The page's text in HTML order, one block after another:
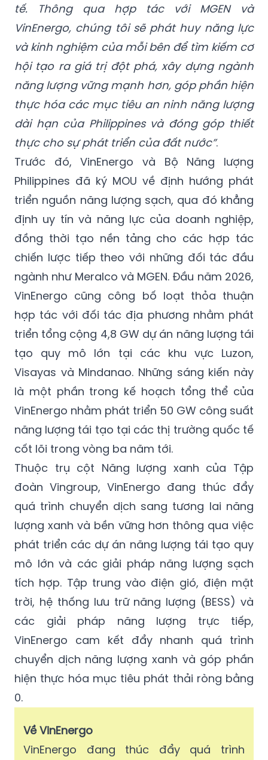
tế. Thông qua hợp tác với MGEN và
VinEnergo, chúng tôi sẽ phát huy năng lực
và kinh nghiệm của mỗi bên để tìm kiếm cơ
hội tạo ra giá trị đột phá, xây dựng ngành
năng lượng vững mạnh hơn, góp phần hiện
thực hóa các mục tiêu an ninh năng lượng
dài hạn của Philippines và đóng góp thiết
thực cho sự phát triển của đất nước”.
Trước đó, VinEnergo và Bộ Năng lượng
Philippines đã ký MOU về định hướng phát
triển nguồn năng lượng sạch, qua đó khẳng
định uy tín và năng lực của doanh nghiệp,
đồng thời tạo nền tảng cho các hợp tác
chiến lược tiếp theo với những đối tác đầu
ngành như Meralco và MGEN. Đầu năm 2026,
VinEnergo cũng công bố loạt thỏa thuận
hợp tác với đối tác địa phương nhằm phát
triển tổng cộng 4,8 GW dự án năng lượng tái
tạo quy mô lớn tại các khu vực Luzon,
Visayas và Mindanao. Những sáng kiến này
là một phần trong kế hoạch tổng thể của
VinEnergo nhằm phát triển 50 GW công suất
năng lượng tái tạo tại các thị trường quốc tế
cốt lõi trong vòng ba năm tới.
Thuộc trụ cột Năng lượng xanh của Tập
đoàn Vingroup, VinEnergo đang thúc đẩy
quá trình chuyển dịch sang tương lai năng
lượng xanh và bền vững hơn thông qua việc
phát triển các dự án năng lượng tái tạo quy
mô lớn và các giải pháp năng lượng sạch
tích hợp. Tập trung vào điện gió, điện mặt
trời, hệ thống lưu trữ năng lượng (BESS) và
các giải pháp năng lượng trực tiếp,
VinEnergo cam kết đẩy nhanh quá trình
chuyển dịch năng lượng xanh và góp phần
hiện thực hóa mục tiêu phát thải ròng bằng
0.
Về VinEnergo
VinEnergo đang thúc đẩy quá trình